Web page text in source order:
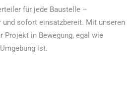
für jede Baustelle –
und sofort einsatzbereit. Mit unseren
Projekt in Bewegung, egal wie
ist.